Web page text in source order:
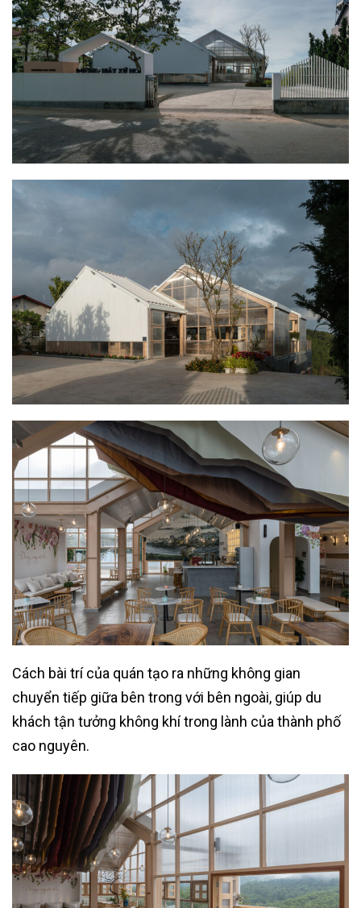
Cách bài trí của quán tạo ra những không gian
chuyển tiếp giữa bên trong với bên ngoài, giúp du
khách tận tưởng không khí trong lành của thành phố
cao nguyên.